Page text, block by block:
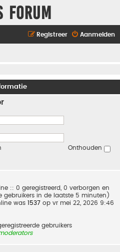
Forum
Aanmelden
Registreer
Onthouden
:: 0 geregistreerd, 0 verborgen en
gebruikers in de laatste 5 minuten)
was 1537 op vr mei 22, 2026 9:46
gebruikers